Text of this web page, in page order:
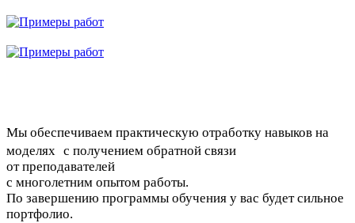
Мы обеспечиваем практическую отработку навыков на
моделях с получением обратной связи
от преподавателей
с многолетним опытом работы.
По завершению программы обучения у вас будет сильное
портфолио.